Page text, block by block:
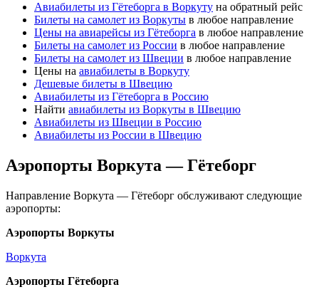
Авиабилеты из Гётеборга в Воркуту на обратный рейс
Билеты на самолет из Воркуты в любое направление
Цены на авиарейсы из Гётеборга в любое направление
Билеты на самолет из России в любое направление
Билеты на самолет из Швеции в любое направление
Цены на авиабилеты в Воркуту
Дешевые билеты в Швецию
Авиабилеты из Гётеборга в Россию
Найти авиабилеты из Воркуты в Швецию
Авиабилеты из Швеции в Россию
Авиабилеты из России в Швецию
Аэропорты Воркута — Гётеборг
Направление Воркута — Гётеборг обслуживают следующие
аэропорты:
Аэропорты Воркуты
Воркута
Аэропорты Гётеборга